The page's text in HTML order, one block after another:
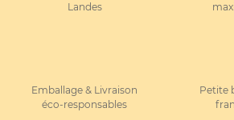
Landes
Emballage & Livraison
éco-responsables
Petite